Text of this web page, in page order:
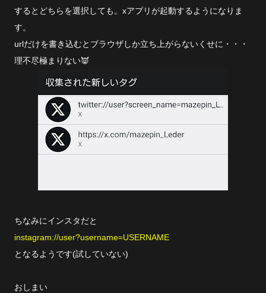
するとどちらを選択しても。xアプリが起動するようになりま
す。
urlだけを書き込むとブラウザしか立ち上がらないくせに・・・
理不尽極まりない👿
ちなみにインスタだと
instagram://user?username=USERNAME
となるようです(試していない)
おしまい